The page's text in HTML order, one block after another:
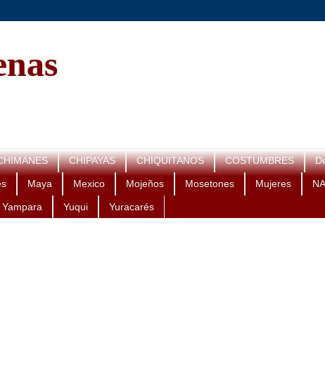
CHIPAYAS CHIQUITANOS COSTUMBRES
Maya Mexico Mojeños Mosetones Mujeres
Yampara Yuqui Yuracarés